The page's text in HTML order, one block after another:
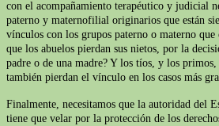
con el acompañamiento terapéutico y judicial
paterno y maternofilial originarios que están
vínculos con los grupos paterno o materno que
que los abuelos pierdan sus nietos, por la
padre o de una madre? Y los tíos, y los
también pierdan el vínculo en los casos más
Finalmente, necesitamos que la autoridad del
tiene que velar por la protección de los